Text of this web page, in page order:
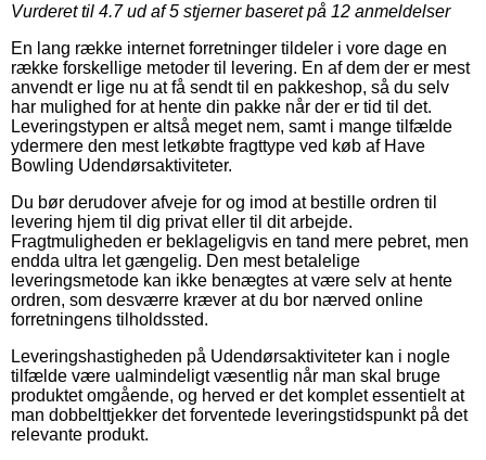
Vurderet til 4.7ud af 5 stjerner baseret på 12 anmeldelser
En lang række internet forretninger tildeler i vore dage en
række forskellige metoder til levering. En af dem der er mest
anvendt er lige nu at få sendt til en pakkeshop, så du selv
har mulighed for at hente din pakke når der er tid til det.
Leveringstypen er altså meget nem, samt i mange tilfælde
ydermere den mest letkøbte fragttype ved køb af Have
Bowling Udendørsaktiviteter.
Du bør derudover afveje for og imod at bestille ordren til
levering hjem til dig privat eller til dit arbejde.
Fragtmuligheden er beklageligvis en tand mere pebret, men
endda ultra let gængelig. Den mest betalelige
leveringsmetode kan ikke benægtes at være selv at hente
ordren, som desværre kræver at du bor nærved online
forretningens tilholdssted.
Leveringshastigheden på Udendørsaktiviteter kan i nogle
tilfælde være ualmindeligt væsentlig når man skal bruge
produktet omgående, og herved er det komplet essentielt at
man dobbelttjekker det forventede leveringstidspunkt på det
relevante produkt.